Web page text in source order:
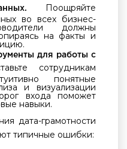
Поощряйте
во всех бизнес-
должны
на факты и
для работы с
сотрудникам
понятные
и визуализации
входа поможет
навыки.
дата-грамотности
типичные ошибки: